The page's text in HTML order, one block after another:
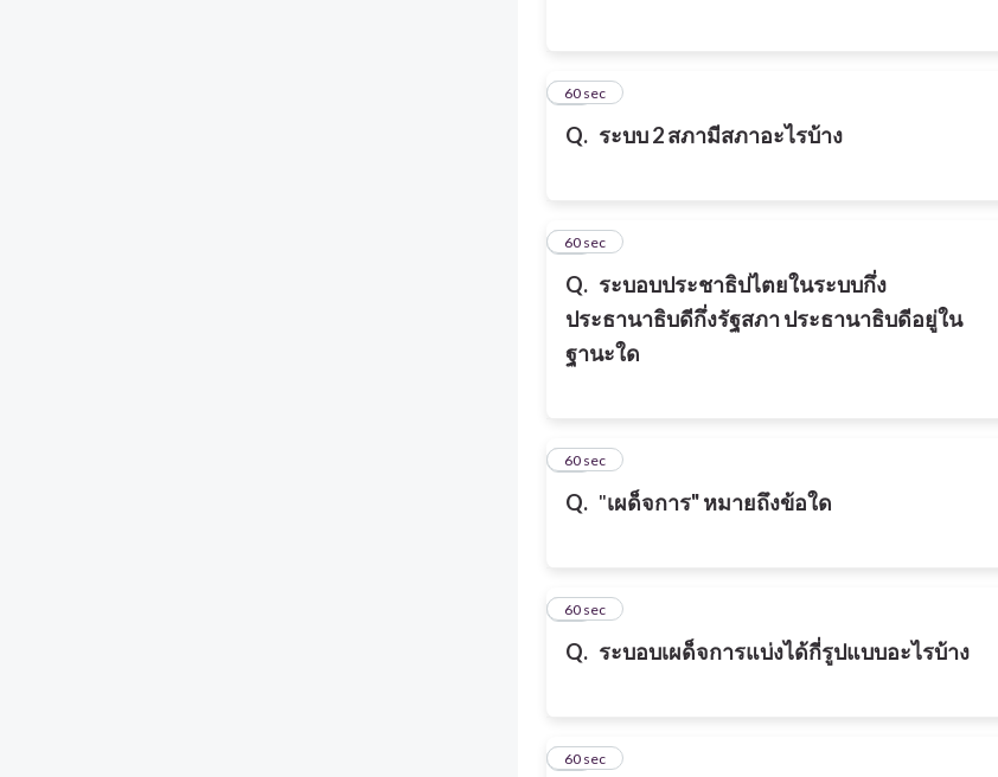
Q. ระบบ 2 สภามีสภาอะไรบ้าง
10
60 sec
Q. ระบอบประชาธิปไตยในระบบกึ่ง
ประธานาธิบดีกึ่งรัฐสภา ประธานาธิบดีอยู่ใน
ฐานะใด
11
60 sec
Q. "เผด็จการ" หมายถึงข้อใด
12
60 sec
Q. ระบอบเผด็จการแบ่งได้กี่รูปแบบอะไรบ้าง
13
60 sec
14
60 sec